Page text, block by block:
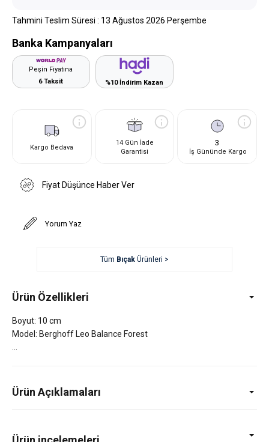
Tahmini Teslim Süresi : 13 Ağustos 2026 Perşembe
Banka Kampanyaları
Peşin Fiyatına
6 Taksit
%10 İndirim Kazan
Kargo Bedava
14 Gün İade
Garantisi
3
İş Gününde Kargo
Fiyat Düşünce Haber Ver
Yorum Yaz
Tüm BıçakÜrünleri >
Ürün Özellikleri
Boyut: 10 cm
Model: Berghoff Leo Balance Forest
Ürün Açıklamaları